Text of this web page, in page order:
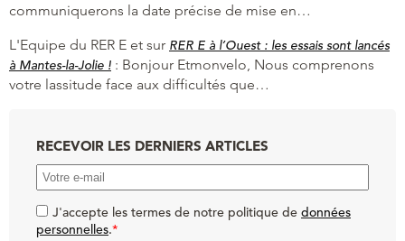
communiquerons la date précise de mise en…
L'Equipe du RER E et sur RER E à l’Ouest : les essais sont lancés
à Mantes-la-Jolie ! : Bonjour Etmonvelo, Nous comprenons
votre lassitude face aux difficultés que…
RECEVOIR LES DERNIERS ARTICLES
J'accepte les termes de notre politique de données
personnelles.*